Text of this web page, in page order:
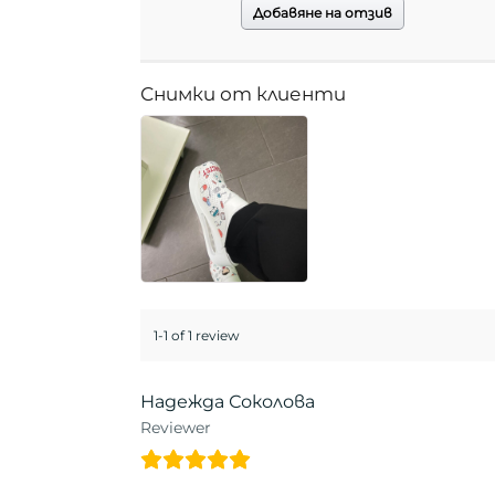
Добавяне на отзив
1-1 of 1 review
Надежда Соколова
Reviewer